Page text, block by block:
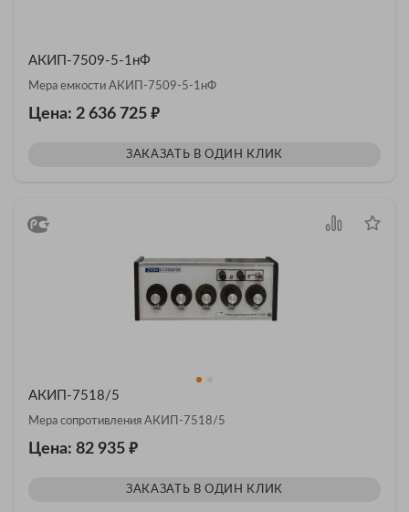
АКИП-7509-5-1нФ
Мера емкости АКИП-7509-5-1нФ
Цена: 2 636 725 ₽
ЗАКАЗАТЬ В ОДИН КЛИК
АКИП-7518/5
Мера сопротивления АКИП-7518/5
Цена: 82 935 ₽
ЗАКАЗАТЬ В ОДИН КЛИК